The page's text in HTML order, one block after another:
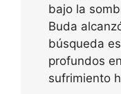
bajo la
Buda
búsqueda
profundos
sufrimiento